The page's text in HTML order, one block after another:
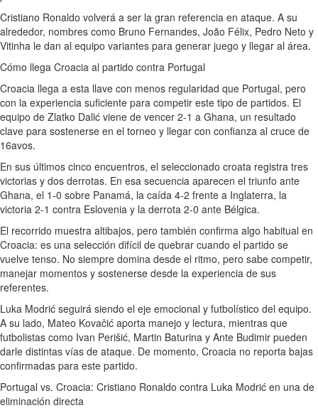
Cristiano Ronaldo volverá a ser la gran referencia en ataque. A su
alrededor, nombres como Bruno Fernandes, João Félix, Pedro Neto y
Vitinha le dan al equipo variantes para generar juego y llegar al área.
Cómo llega Croacia al partido contra Portugal
Croacia llega a esta llave con menos regularidad que Portugal, pero
con la experiencia suficiente para competir este tipo de partidos. El
equipo de Zlatko Dalić viene de vencer 2-1 a Ghana, un resultado
clave para sostenerse en el torneo y llegar con confianza al cruce de
16avos.
En sus últimos cinco encuentros, el seleccionado croata registra tres
victorias y dos derrotas. En esa secuencia aparecen el triunfo ante
Ghana, el 1-0 sobre Panamá, la caída 4-2 frente a Inglaterra, la
victoria 2-1 contra Eslovenia y la derrota 2-0 ante Bélgica.
El recorrido muestra altibajos, pero también confirma algo habitual en
Croacia: es una selección difícil de quebrar cuando el partido se
vuelve tenso. No siempre domina desde el ritmo, pero sabe competir,
manejar momentos y sostenerse desde la experiencia de sus
referentes.
Luka Modrić seguirá siendo el eje emocional y futbolístico del equipo.
A su lado, Mateo Kovačić aporta manejo y lectura, mientras que
futbolistas como Ivan Perišić, Martin Baturina y Ante Budimir pueden
darle distintas vías de ataque. De momento, Croacia no reporta bajas
confirmadas para este partido.
Portugal vs. Croacia: Cristiano Ronaldo contra Luka Modrić en una de
eliminación directa